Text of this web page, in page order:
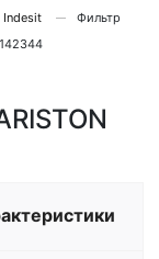
Indesit
Фильтр